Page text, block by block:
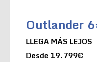
Outlander
LLEGA MÁS LEJOS
Desde 19.799€